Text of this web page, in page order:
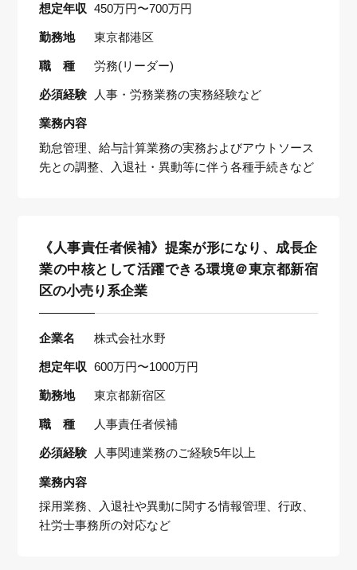
想定年収 450万円〜700万円
勤務地 東京都港区
職 種 労務(リーダー)
必須経験 人事・労務業務の実務経験など
業務内容
勤怠管理、給与計算業務の実務およびアウトソース
先との調整、入退社・異動等に伴う各種手続きなど
《人事責任者候補》提案が形になり、成長企
業の中核として活躍できる環境＠東京都新宿
区の小売り系企業
企業名 株式会社水野
想定年収 600万円〜1000万円
勤務地 東京都新宿区
職 種 人事責任者候補
必須経験 人事関連業務のご経験5年以上
業務内容
採用業務、入退社や異動に関する情報管理、行政、
社労士事務所の対応など